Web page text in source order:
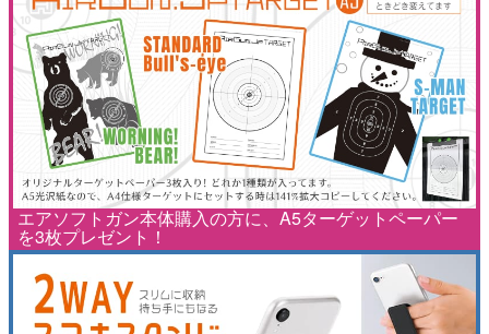
エアソフトガン本体購入の方に、A5ターゲットペーパー
を3枚プレゼント！